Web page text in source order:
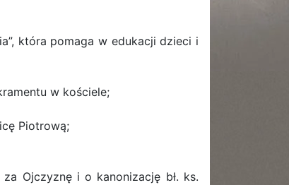
która pomaga w edukacji dzieci i
w kościele;
Piotrową;
Ojczyznę i o kanonizację bł. ks.